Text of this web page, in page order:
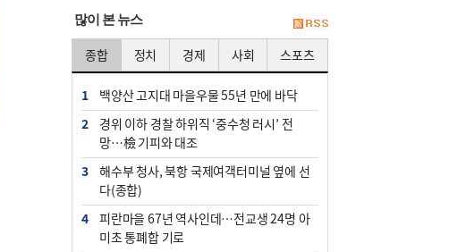
많이 본 뉴스
종합 정치 경제 사회 스포츠
1
백양산 고지대 마을우물 55년 만에 바닥
2
경위 이하 경찰 하위직 ‘중수청 러시’ 전
망…檢 기피와 대조
3
해수부 청사, 북항 국제여객터미널 옆에 선
다(종합)
4
피란마을 67년 역사인데…전교생 24명 아
미초 통폐합 기로